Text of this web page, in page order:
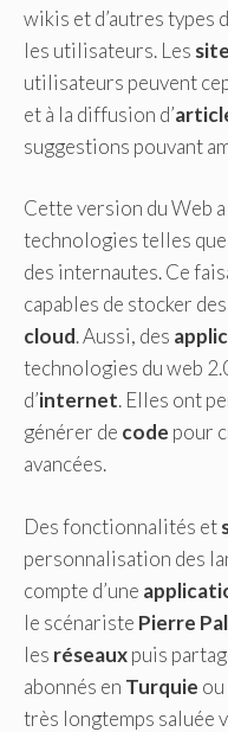
wikis et d’autres types
les utilisateurs. Les
utilisateurs peuvent
et à la diffusion d’
suggestions pouvant
Cette version du Web
technologies telles
des internautes. Ce
capables de stocker
cloud. Aussi, des
technologies du web
d’internet. Elles ont
générer de code pour
avancées.
Des fonctionnalités et
personnalisation des
compte d’une
le scénariste Pierre
les réseauxpuis
abonnés en Turquie ou
très longtemps saluée